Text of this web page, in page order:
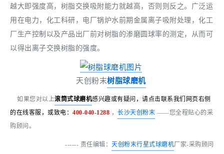
越大即强度高，树脂交换吸附能力就越高，否则则反之。广泛运
用在电力，化工科研，电厂锅炉水前期金属离子吸附处理，化工
厂生产控制以及产品出厂前对树脂的渗磨圆球率的测定，从而可
以得出离子交换树脂的强度。
天创粉末树脂球磨机
如果您对以上滚筒式球磨机感兴趣或有疑问，请点击联系我们网页右侧
的在线客服，或致电：400-040-1288 ，长沙天创粉末 ——您全程贴心的采
购顾问。
------ 责任编辑：天创粉末行星式球磨机厂家-采购顾问